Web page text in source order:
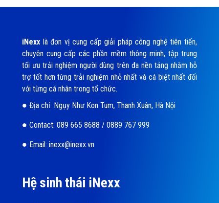
iNexx là đơn vị cung cấp giải pháp công nghệ tiên tiến,
chuyên cung cấp các phần mềm thông minh, tập trung
tối ưu trải nghiệm người dùng trên đa nền tảng nhằm hỗ
trợ tốt hơn từng trải nghiệm nhỏ nhất và cá biệt nhất đối
với từng cá nhân trong tổ chức.
Địa chỉ: Ngụy Như Kon Tum, Thanh Xuân, Hà Nội
Contact: 089 665 8688 / 0889 767 999
Email: inexx@inexx.vn
Hệ sinh thái iNexx